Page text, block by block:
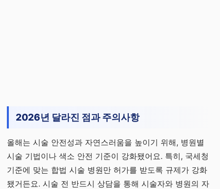
2026년 달라진 점과 주의사항
올해는 시술 안전성과 자연스러움을 높이기 위해, 병원별
시술 기법이나 색소 안전 기준이 강화됐어요. 특히, 국세청
기준에 맞는 합법 시술 병원만 허가를 받도록 규제가 강화
됐거든요. 시술 전 반드시 상담을 통해 시술자와 병원의 자